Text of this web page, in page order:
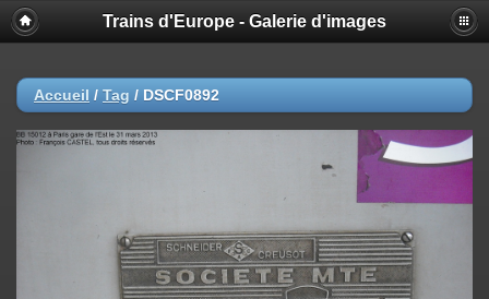
Trains d'Europe - Galerie d'images
Accueil / Tag / DSCF0892